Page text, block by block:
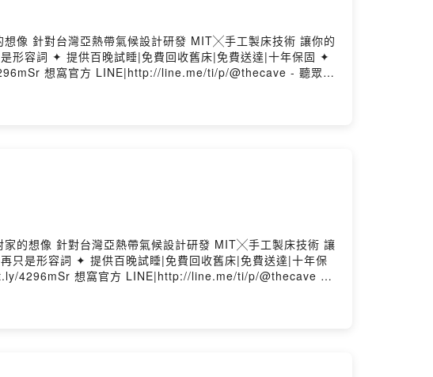
像 針對台灣亞熱帶氣候設計研發 MIT╳手工製床技術 讓你的
的想像 針對台灣亞熱帶氣候設計研發 MIT╳手工製床技術 讓